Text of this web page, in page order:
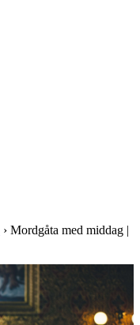
› Mordgåta med middag |